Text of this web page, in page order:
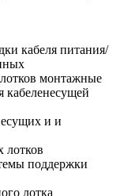
кабеля питания/
монтажные
кабеленесущей
и и
лотков
поддержки
лотка